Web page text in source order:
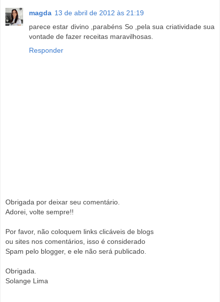
magda 13 de abril de 2012 às 21:19
parece estar divino ,parabéns So ,pela sua criatividade sua
vontade de fazer receitas maravilhosas.
Responder
Obrigada por deixar seu comentário.
Adorei, volte sempre!!
Por favor, não coloquem links clicáveis de blogs
ou sites nos comentários, isso é considerado
Spam pelo blogger, e ele não será publicado.
Obrigada.
Solange Lima